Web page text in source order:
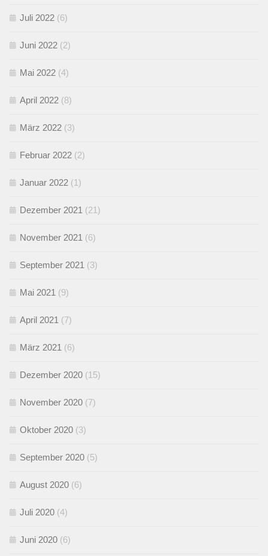
Juli 2022 (6)
Juni 2022 (2)
Mai 2022 (4)
April 2022 (8)
März 2022 (3)
Februar 2022 (2)
Januar 2022 (1)
Dezember 2021 (21)
November 2021 (6)
September 2021 (3)
Mai 2021 (9)
April 2021 (7)
März 2021 (6)
Dezember 2020 (15)
November 2020 (7)
Oktober 2020 (3)
September 2020 (5)
August 2020 (6)
Juli 2020 (4)
Juni 2020 (6)